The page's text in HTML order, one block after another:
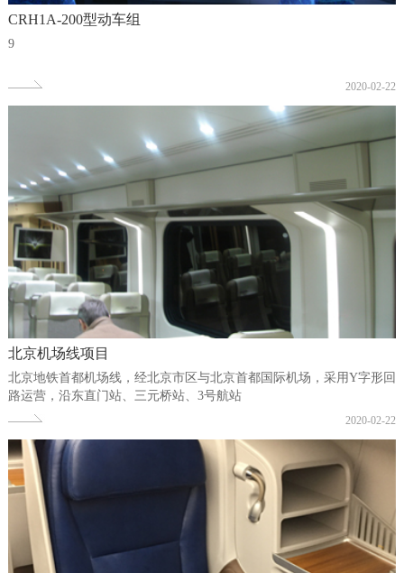
CRH1A-200型动车组
9
2020-02-22
北京机场线项目
北京地铁首都机场线，经北京市区与北京首都国际机场，采用Y字形回
路运营，沿东直门站、三元桥站、3号航站
2020-02-22